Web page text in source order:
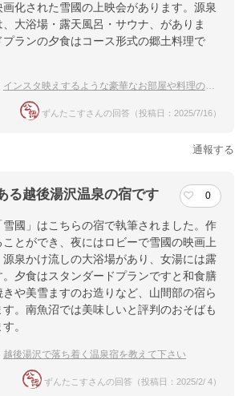
画化された雪國の上映会があります。源泉
大浴場・露天風呂・サウナ、がありま
ランの夕食はコース形式の郷土料理で
インスタ映えするような豪華なお部屋や料理のある越後湯沢温泉の宿を知りたい！
ずんたこすさんの回答（投稿日：2025/7/16）
通報する
る越後湯沢温泉の宿です 0
雪國」はこちらの宿で執筆されました。作
とができ、夜にはロビーで雪國の映画上
泉かけ流しの大浴場があり、女湯には露
夕食はスタンダードプランですと和食膳
や美雪ますのお造りなど、山間部の宿ら
す。南魚沼では美味しいと評判のおそばも
。
越後湯沢で落ち着く温泉宿を教えて下さい
ずんたこすさんの回答（投稿日：2025/2/ 4）